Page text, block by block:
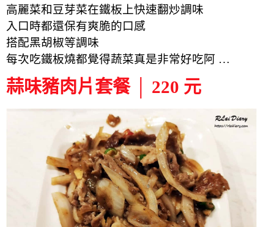
高麗菜和豆芽菜在鐵板上快速翻炒調味
入口時都還保有爽脆的口感
搭配黑胡椒等調味
每次吃鐵板燒都覺得蔬菜真是非常好吃阿 …
蒜味豬肉片套餐 │ 220 元